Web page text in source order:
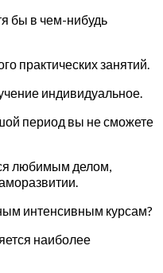
бы в чем-нибудь
практических занятий.
индивидуальное.
период вы не сможете
любимым делом,
интенсивным курсам?
наиболее